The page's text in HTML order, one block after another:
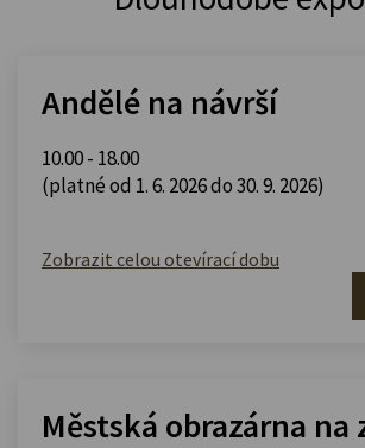
Andělé na návrší
10.00 - 18.00
(platné od 1. 6. 2026 do 30. 9. 2026)
Zobrazit celou otevírací dobu
Městská obrazárna na